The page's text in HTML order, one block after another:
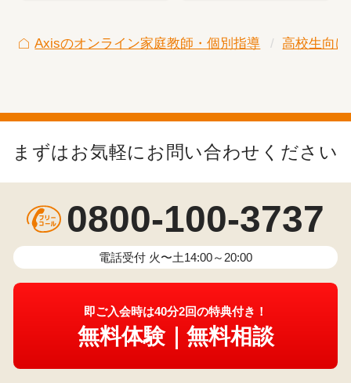
Axisのオンライン家庭教師・個別指導 高校生向け
まずはお気軽にお問い合わせください
0800-100-3737
電話受付 火〜土14:00～20:00
即ご入会時は40分2回の特典付き！
無料体験｜無料相談